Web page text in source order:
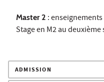
Master 2 :
Stage en M2 au
ADMISSION